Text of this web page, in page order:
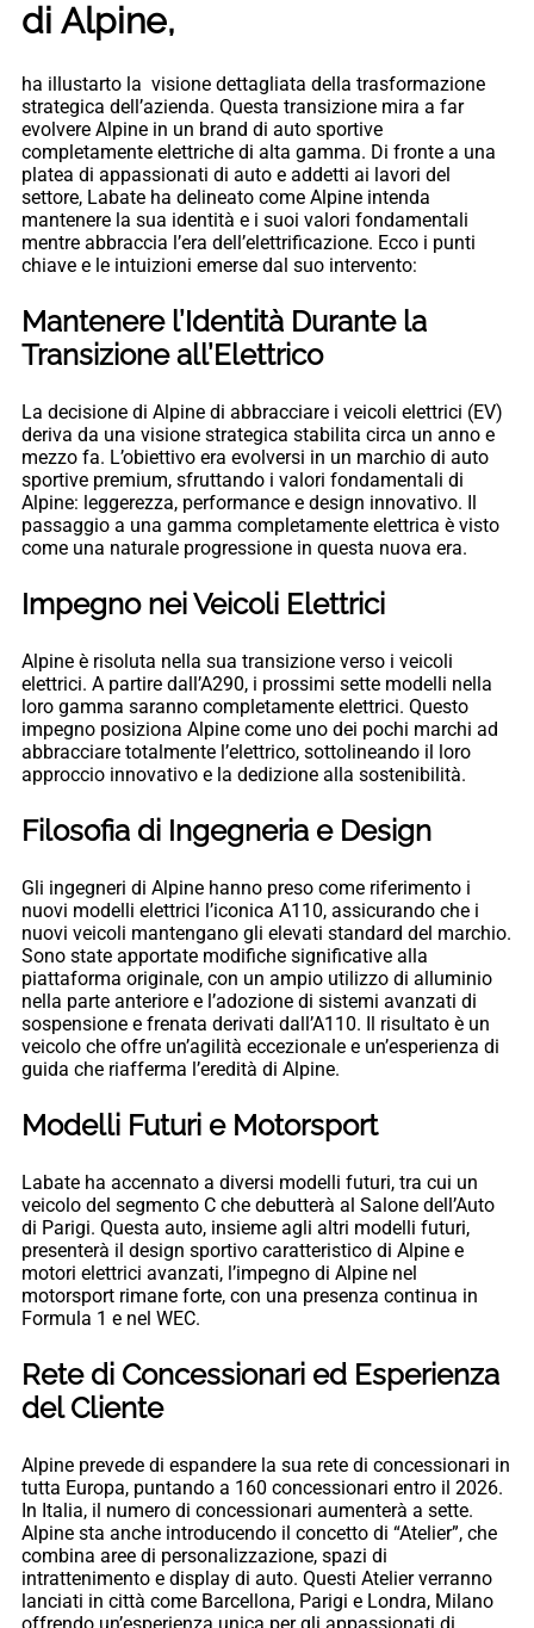
di Alpine,
ha illustarto la visione dettagliata della trasformazione
strategica dell’azienda. Questa transizione mira a far
evolvere Alpine in un brand di auto sportive
completamente elettriche di alta gamma. Di fronte a una
platea di appassionati di auto e addetti ai lavori del
settore, Labate ha delineato come Alpine intenda
mantenere la sua identità e i suoi valori fondamentali
mentre abbraccia l’era dell’elettrificazione. Ecco i punti
chiave e le intuizioni emerse dal suo intervento:
Mantenere l’Identità Durante la
Transizione all’Elettrico
La decisione di Alpine di abbracciare i veicoli elettrici (EV)
deriva da una visione strategica stabilita circa un anno e
mezzo fa. L’obiettivo era evolversi in un marchio di auto
sportive premium, sfruttando i valori fondamentali di
Alpine: leggerezza, performance e design innovativo. Il
passaggio a una gamma completamente elettrica è visto
come una naturale progressione in questa nuova era.
Impegno nei Veicoli Elettrici
Alpine è risoluta nella sua transizione verso i veicoli
elettrici. A partire dall’A290, i prossimi sette modelli nella
loro gamma saranno completamente elettrici. Questo
impegno posiziona Alpine come uno dei pochi marchi ad
abbracciare totalmente l’elettrico, sottolineando il loro
approccio innovativo e la dedizione alla sostenibilità.
Filosofia di Ingegneria e Design
Gli ingegneri di Alpine hanno preso come riferimento i
nuovi modelli elettrici l’iconica A110, assicurando che i
nuovi veicoli mantengano gli elevati standard del marchio.
Sono state apportate modifiche significative alla
piattaforma originale, con un ampio utilizzo di alluminio
nella parte anteriore e l’adozione di sistemi avanzati di
sospensione e frenata derivati dall’A110. Il risultato è un
veicolo che offre un’agilità eccezionale e un’esperienza di
guida che riafferma l’eredità di Alpine.
Modelli Futuri e Motorsport
Labate ha accennato a diversi modelli futuri, tra cui un
veicolo del segmento C che debutterà al Salone dell’Auto
di Parigi. Questa auto, insieme agli altri modelli futuri,
presenterà il design sportivo caratteristico di Alpine e
motori elettrici avanzati, l’impegno di Alpine nel
motorsport rimane forte, con una presenza continua in
Formula 1 e nel WEC.
Rete di Concessionari ed Esperienza
del Cliente
Alpine prevede di espandere la sua rete di concessionari in
tutta Europa, puntando a 160 concessionari entro il 2026.
In Italia, il numero di concessionari aumenterà a sette.
Alpine sta anche introducendo il concetto di “Atelier”, che
combina aree di personalizzazione, spazi di
intrattenimento e display di auto. Questi Atelier verranno
lanciati in città come Barcellona, Parigi e Londra, Milano